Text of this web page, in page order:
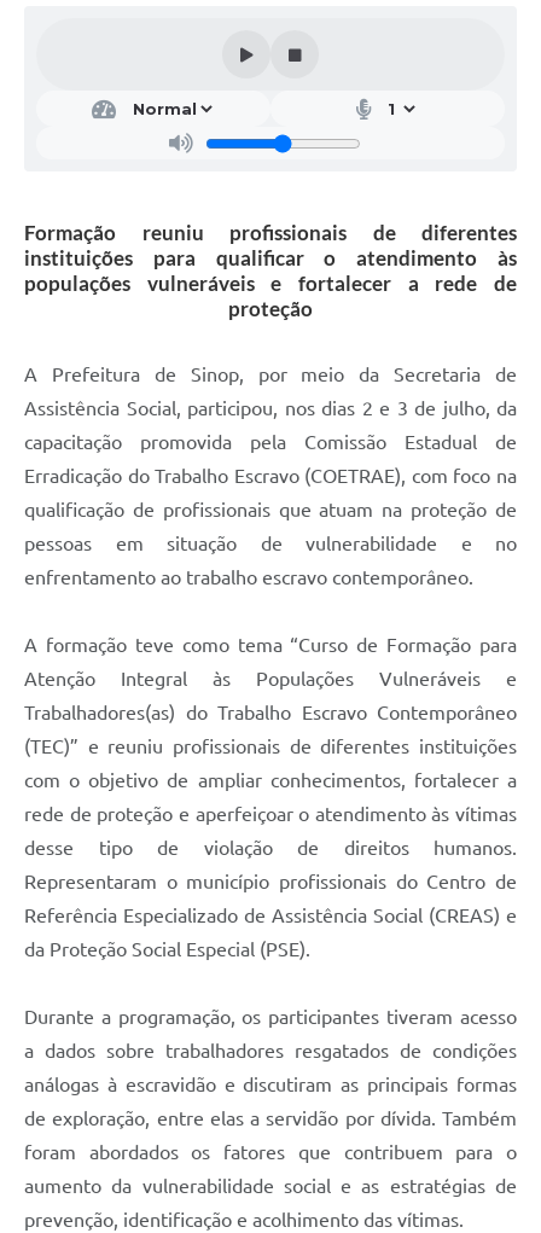
Formação reuniu profissionais de diferentes
instituições para qualificar o atendimento às
populações vulneráveis e fortalecer a rede de
proteção
A Prefeitura de Sinop, por meio da Secretaria de
Assistência Social, participou, nos dias 2 e 3 de julho, da
capacitação promovida pela Comissão Estadual de
Erradicação do Trabalho Escravo (COETRAE), com foco na
qualificação de profissionais que atuam na proteção de
pessoas em situação de vulnerabilidade e no
enfrentamento ao trabalho escravo contemporâneo.
A formação teve como tema “Curso de Formação para
Atenção Integral às Populações Vulneráveis e
Trabalhadores(as) do Trabalho Escravo Contemporâneo
(TEC)” e reuniu profissionais de diferentes instituições
com o objetivo de ampliar conhecimentos, fortalecer a
rede de proteção e aperfeiçoar o atendimento às vítimas
desse tipo de violação de direitos humanos.
Representaram o município profissionais do Centro de
Referência Especializado de Assistência Social (CREAS) e
da Proteção Social Especial (PSE).
Durante a programação, os participantes tiveram acesso
a dados sobre trabalhadores resgatados de condições
análogas à escravidão e discutiram as principais formas
de exploração, entre elas a servidão por dívida. Também
foram abordados os fatores que contribuem para o
aumento da vulnerabilidade social e as estratégias de
prevenção, identificação e acolhimento das vítimas.